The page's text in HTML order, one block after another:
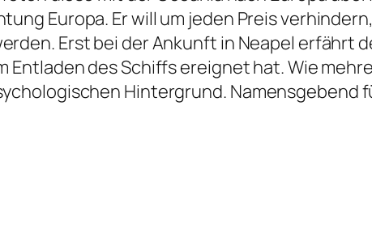
Europa. Er will um jeden Preis
Erst bei der Ankunft in Neapel erfährt
Entladen des Schiffs ereignet hat. Wie
Hintergrund. Namensgebend